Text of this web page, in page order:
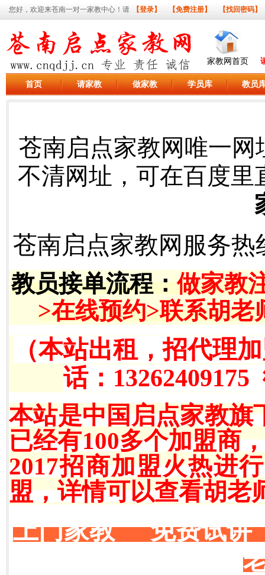
您好，欢迎来苍南一对一家教中心！请 【登录】 【免费注册】 【找回密码】
家教网首页
首页 请家教 做家教 学员库 教员
苍南启点家教网唯一网
不清网址，可在百度里
苍南启点家教网服务热
教员接单流程 ：做家教
>在线预约>联系胡老
（本站出租，招代理
话：
本站是中国启点家教旗
已经有100多个加盟商
2017招商加盟火热进
盟，详情可以查看胡老
上门家教 免费试讲